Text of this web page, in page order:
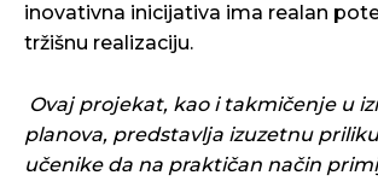
inovativna inicijativa ima realan
tržišnu realizaciju.
Ovaj projekat, kao i takmičenje u
planova, predstavlja izuzetnu
učenike da na praktičan način